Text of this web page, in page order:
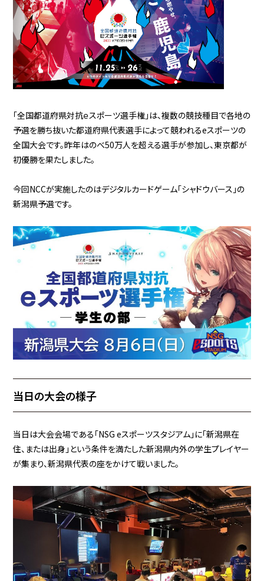
「全国都道府県対抗ｅスポーツ選手権」は、複数の競技種目で各地の
予選を勝ち抜いた都道府県代表選手によって競われるeスポーツの
全国大会です。昨年はのべ50万人を超える選手が参加し、東京都が
初優勝を果たしました。
今回NCCが実施したのはデジタルカードゲーム「シャドウバース」の
新潟県予選です。
当日の大会の様子
当日は大会会場である「NSG eスポーツスタジアム」に「新潟県在
住、または出身」という条件を満たした新潟県内外の学生プレイヤー
が集まり、新潟県代表の座をかけて戦いました。